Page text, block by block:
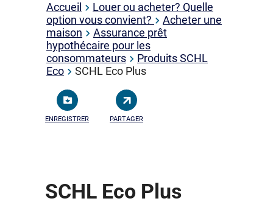
Accueil
Louer ou acheter? Quelle
option vous convient?
Acheter une
maison
Assurance prêt
hypothécaire pour les
consommateurs
Produits SCHL
Eco
SCHL Eco Plus
ENREGISTRER PARTAGER
SCHL Eco Plus